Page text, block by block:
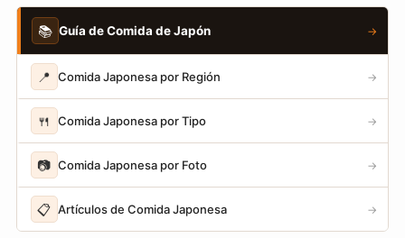
📚 Guía de Comida de Japón →
📍 Comida Japonesa por Región →
🍴 Comida Japonesa por Tipo →
📷 Comida Japonesa por Foto →
📋 Artículos de Comida Japonesa →